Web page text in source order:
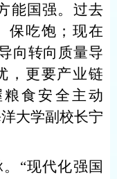
能国强。过去
保吃饱；现在
向转向质量导
，更要产业链
食安全主动
大学副校长宁
“现代化强国